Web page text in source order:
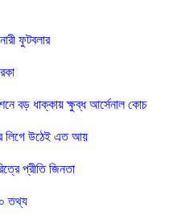
ফুটবলার
বড় ধাক্কায় ক্ষুব্ধ আর্সেনাল কোচ
লিগে উঠেই এত আয়
প্রীতি জিনতা
তথ্য